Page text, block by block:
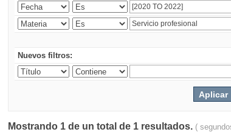
Nuevos filtros:
Mostrando 1 de un total de 1 resultados. (